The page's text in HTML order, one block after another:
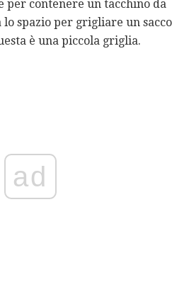
contenere un tacchino da
lo spazio per grigliare un sacco
è una piccola griglia.
ad